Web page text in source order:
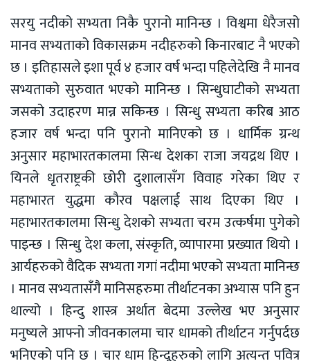
सरयु नदीको सभ्यता निकै पुरानो मानिन्छ । विश्वमा धेरैजसो
मानव सभ्यताको विकासक्रम नदीहरुको किनारबाट नै भएको
छ । इतिहासले इशा पूर्व ४ हजार वर्ष भन्दा पहिलेदेखि नै मानव
सभ्यताको सुरुवात भएको मानिन्छ । सिन्धुघाटीको सभ्यता
जसको उदाहरण मान्न सकिन्छ । सिन्धु सभ्यता करिब आठ
हजार वर्ष भन्दा पनि पुरानो मानिएको छ । धार्मिक ग्रन्थ
अनुसार महाभारतकालमा सिन्ध देशका राजा जयद्रथ थिए ।
यिनले धृतराष्ट्रकी छोरी दुशालासँग विवाह गरेका थिए र
महाभारत युद्धमा कौरव पक्षलाई साथ दिएका थिए ।
महाभारतकालमा सिन्धु देशको सभ्यता चरम उत्कर्षमा पुगेको
पाइन्छ । सिन्धु देश कला, संस्कृति, व्यापारमा प्रख्यात थियो ।
आर्यहरुको वैदिक सभ्यता गगां नदीमा भएको सभ्यता मानिन्छ
। मानव सभ्यतासँगै मानिसहरुमा तीर्थाटनका अभ्यास पनि हुन
थाल्यो । हिन्दु शास्त्र अर्थात बेदमा उल्लेख भए अनुसार
मनुष्यले आफ्नो जीवनकालमा चार धामको तीर्थाटन गर्नुपर्दछ
भनिएको पनि छ । चार धाम हिन्दूहरुको लागि अत्यन्त पवित्र